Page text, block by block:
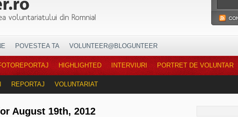
POVESTEA TA VOLUNTEER@BLOGUNTEER
HIGHLIGHTED INTERVIURI PORTRET DE VOLUNTAR
REPORTAJ VOLUNTARIAT
August 19th, 2012